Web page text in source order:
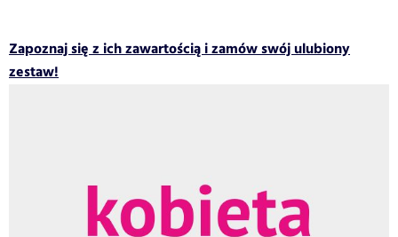
Zapoznaj się z ich zawartością i zamów swój ulubiony
zestaw!